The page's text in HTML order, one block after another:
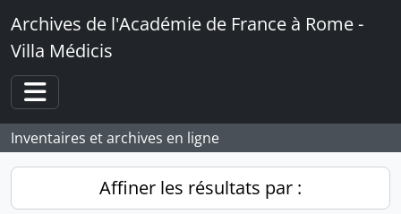
Skip to main content
Archives de l'Académie de France à Rome -
Villa Médicis
Toggle navigation
Inventaires et archives en ligne
Affiner les résultats par :